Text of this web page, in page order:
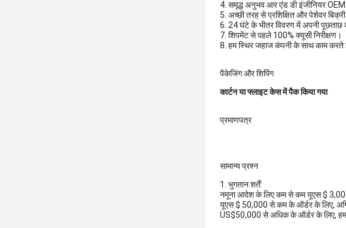
4. समृद्ध अनुभव आर एंड डी इंजीनियर
5. अच्छी तरह से प्रशिक्षित और पेशेवर
6. 24 घंटे के भीतर विवरण में अपनी पूछताछ
7. शिपमेंट से पहले 100% क्यूसी निरीक्षण।
8. हम स्थिर जहाज कंपनी के साथ काम करते
पैकेजिंग और शिपिंग
कार्टन या फ्लाइट केस में पैक किया गया
प्रमाणपत्र
सामान्य प्रश्न
1. भुगतान शर्तें:
नमूना आदेश के लिए कम से कम यूएस $
यूएस $ 50,000 से कम के ऑर्डर के लिए,
US$50,000 से अधिक के ऑर्डर के लिए,